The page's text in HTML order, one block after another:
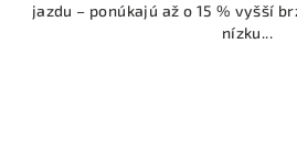
jazdu – ponúkajú až o 15 % vyšší
nízku...